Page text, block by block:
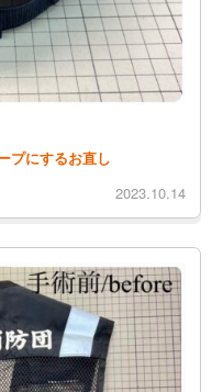
プにするお直し
2023.10.14